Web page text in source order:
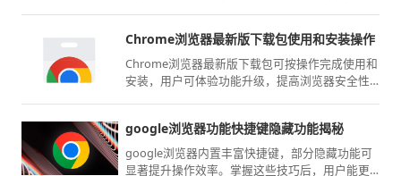
Chrome浏览器最新版下载包使用和安装操作
Chrome浏览器最新版下载包可按操作完成使用和
安装，用户可体验功能升级，提高浏览器安全性
google浏览器功能快捷键隐藏功能揭秘
google浏览器内置丰富快捷键，部分隐藏功能可
显著提升操作效率。掌握这些技巧后，用户能更